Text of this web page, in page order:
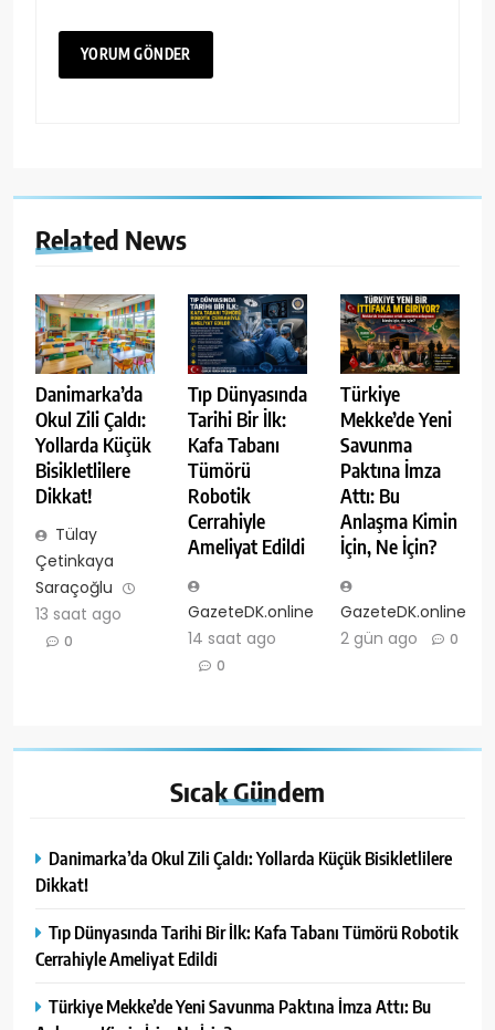
Related News
Danimarka’da
Okul Zili Çaldı:
Yollarda Küçük
Bisikletlilere
Dikkat!
Tülay
Çetinkaya
Saraçoğlu
13 saat ago
0
Tıp Dünyasında
Tarihi Bir İlk:
Kafa Tabanı
Tümörü
Robotik
Cerrahiyle
Ameliyat Edildi
GazeteDK.online
14 saat ago
0
Türkiye
Mekke’de Yeni
Savunma
Paktına İmza
Attı: Bu
Anlaşma Kimin
İçin, Ne İçin?
GazeteDK.online
2 gün ago
0
SıcakGündem
Danimarka’da Okul Zili Çaldı: Yollarda Küçük Bisikletlilere
Dikkat!
Tıp Dünyasında Tarihi Bir İlk: Kafa Tabanı Tümörü Robotik
Cerrahiyle Ameliyat Edildi
Türkiye Mekke’de Yeni Savunma Paktına İmza Attı: Bu